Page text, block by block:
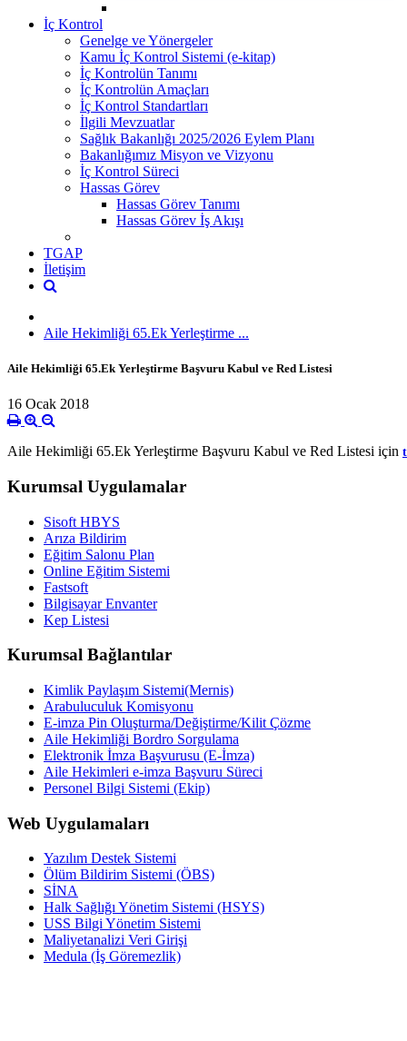
İç Kontrol
Genelge ve Yönergeler
Kamu İç Kontrol Sistemi (e-kitap)
İç Kontrolün Tanımı
İç Kontrolün Amaçları
İç Kontrol Standartları
İlgili Mevzuatlar
Sağlık Bakanlığı 2025/2026 Eylem Planı
Bakanlığımız Misyon ve Vizyonu
İç Kontrol Süreci
Hassas Görev
Hassas Görev Tanımı
Hassas Görev İş Akışı
TGAP
İletişim
Aile Hekimliği 65.Ek Yerleştirme ...
Aile Hekimliği 65.Ek Yerleştirme Başvuru Kabul ve Red Listesi
16 Ocak 2018
Aile Hekimliği 65.Ek Yerleştirme Başvuru Kabul ve Red Listesi için
Kurumsal Uygulamalar
Sisoft HBYS
Arıza Bildirim
Eğitim Salonu Plan
Online Eğitim Sistemi
Fastsoft
Bilgisayar Envanter
Kep Listesi
Kurumsal Bağlantılar
Kimlik Paylaşım Sistemi(Mernis)
Arabuluculuk Komisyonu
E-imza Pin Oluşturma/Değiştirme/Kilit Çözme
Aile Hekimliği Bordro Sorgulama
Elektronik İmza Başvurusu (E-İmza)
Aile Hekimleri e-imza Başvuru Süreci
Personel Bilgi Sistemi (Ekip)
Web Uygulamaları
Yazılım Destek Sistemi
Ölüm Bildirim Sistemi (ÖBS)
SİNA
Halk Sağlığı Yönetim Sistemi (HSYS)
USS Bilgi Yönetim Sistemi
Maliyetanalizi Veri Girişi
Medula (İş Göremezlik)